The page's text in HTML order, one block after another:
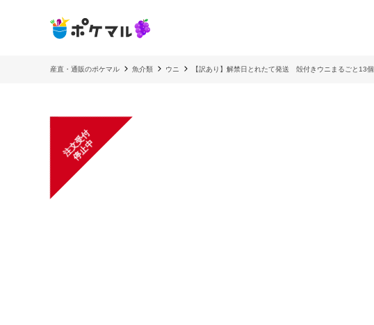
産直・通販のポケマル 魚介類 ウニ 【訳あり】解禁日とれたて発送 殻付きウニまるごと13個
注
文
受
付
停
止
中